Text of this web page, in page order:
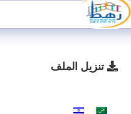
تنزيل الملف